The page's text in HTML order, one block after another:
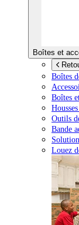
Boîtes et
Boîtes
Boîtes
Outils
Bande
Louez